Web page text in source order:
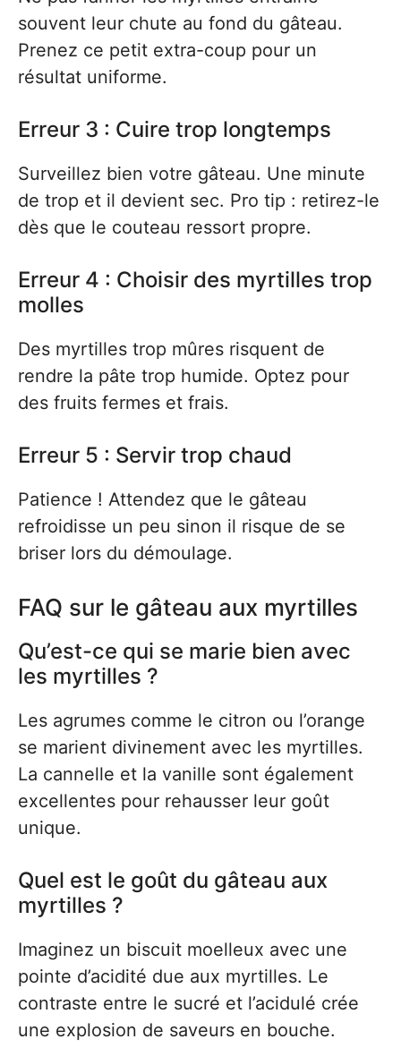
souvent leur chute au fond du gâteau.
Prenez ce petit extra-coup pour un
résultat uniforme.
Erreur 3 : Cuire trop longtemps
Surveillez bien votre gâteau. Une minute
de trop et il devient sec. Pro tip : retirez-le
dès que le couteau ressort propre.
Erreur 4 : Choisir des myrtilles trop
molles
Des myrtilles trop mûres risquent de
rendre la pâte trop humide. Optez pour
des fruits fermes et frais.
Erreur 5 : Servir trop chaud
Patience ! Attendez que le gâteau
refroidisse un peu sinon il risque de se
briser lors du démoulage.
FAQ sur le gâteau aux myrtilles
Qu’est-ce qui se marie bien avec
les myrtilles ?
Les agrumes comme le citron ou l’orange
se marient divinement avec les myrtilles.
La cannelle et la vanille sont également
excellentes pour rehausser leur goût
unique.
Quel est le goût du gâteau aux
myrtilles ?
Imaginez un biscuit moelleux avec une
pointe d’acidité due aux myrtilles. Le
contraste entre le sucré et l’acidulé crée
une explosion de saveurs en bouche.